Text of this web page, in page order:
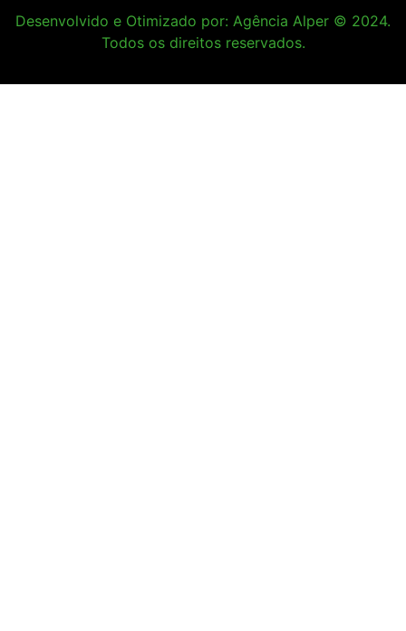
Desenvolvido e Otimizado por: Agência Alper © 2024.
Todos os direitos reservados.